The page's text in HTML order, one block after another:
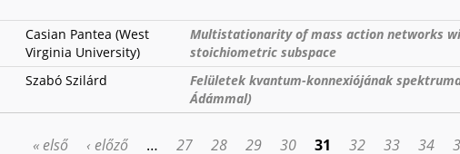
Casian Pantea (West
Virginia University)
Multistationarity of mass action networks
stoichiometric subspace
Szabó Szilárd
Felületek kvantum-konnexiójának
Ádámmal)
« első ‹ előző … 27 28 29 30 31 32 33 34